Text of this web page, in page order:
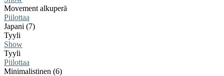
Movement alkuperä
Piilottaa
Japani (7)
Tyyli
Show
Tyyli
Piilottaa
Minimalistinen (6)